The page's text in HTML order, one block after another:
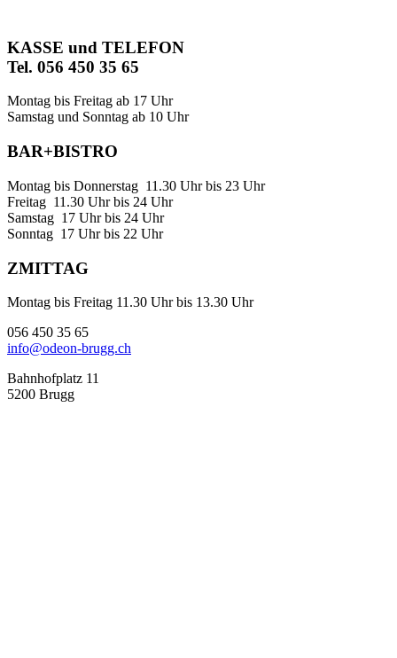
KASSE und TELEFON
Tel. 056 450 35 65
Montag bis Freitag ab 17 Uhr
Samstag und Sonntag ab 10 Uhr
BAR+BISTRO
Montag bis Donnerstag 11.30 Uhr bis 23 Uhr
Freitag 11.30 Uhr bis 24 Uhr
Samstag 17 Uhr bis 24 Uhr
Sonntag 17 Uhr bis 22 Uhr
ZMITTAG
Montag bis Freitag 11.30 Uhr bis 13.30 Uhr
056 450 35 65
info@odeon-brugg.ch
Bahnhofplatz 11
5200 Brugg